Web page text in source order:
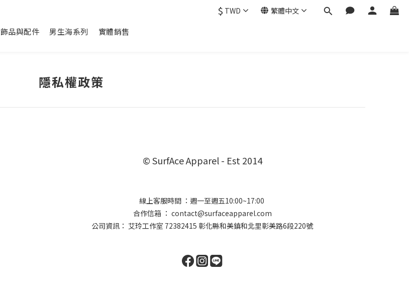
$ TWD 繁體中文
飾品與配件 男生海系列 實體銷售
隱私權政策
© SurfAce Apparel - Est 2014
線上客服時間 ：週一至週五10:00~17:00
合作信箱 ： contact@surfaceapparel.com
公司資訊： 艾玲工作室 72382415 彰化縣和美鎮和北里彰美路6段220號